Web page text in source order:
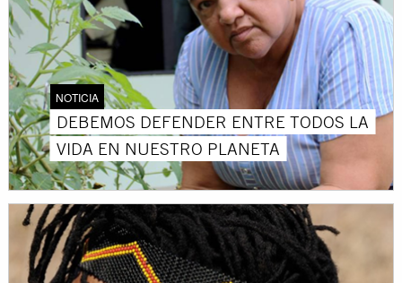
NOTICIA
DEBEMOS DEFENDER ENTRE TODOS LA
VIDA EN NUESTRO PLANETA